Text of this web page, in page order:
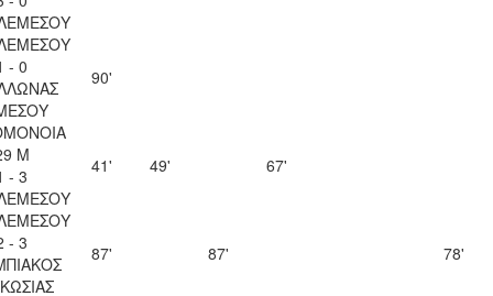
- 0
90'
Μ
- 3
41' 49' 67'
- 3
87' 87' 78'